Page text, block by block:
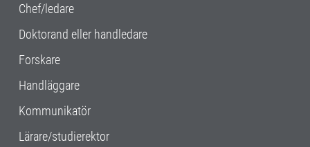
Chef/ledare
Doktorand eller handledare
Forskare
Handläggare
Kommunikatör
Lärare/studierektor